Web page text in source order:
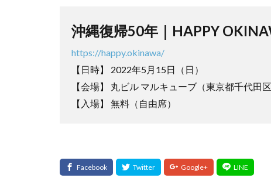
沖縄復帰50年｜HAPPY
https://happy.okinawa/
【日時】 2022年5月15日（日）
【会場】 丸ビル マルキューブ（東京都千代田
【入場】 無料（自由席）